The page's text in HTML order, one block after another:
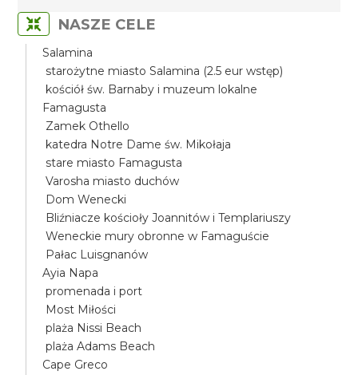
NASZE CELE
Salamina
starożytne miasto Salamina (2.5 eur wstęp)
kościół św. Barnaby i muzeum lokalne
Famagusta
Zamek Othello
katedra Notre Dame św. Mikołaja
stare miasto Famagusta
Varosha miasto duchów
Dom Wenecki
Bliźniacze kościoły Joannitów i Templariuszy
Weneckie mury obronne w Famaguście
Pałac Luisgnanów
Ayia Napa
promenada i port
Most Miłości
plaża Nissi Beach
plaża Adams Beach
Cape Greco